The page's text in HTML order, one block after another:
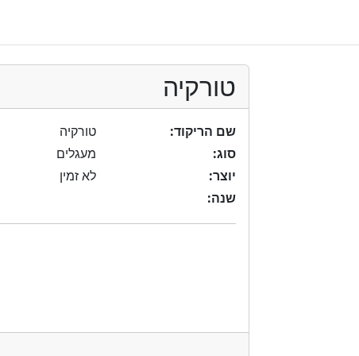
טורקיה
שם הריקוד:
טורקיה
סוג:
מעגלים
יוצר:
לא זמין
שנה: